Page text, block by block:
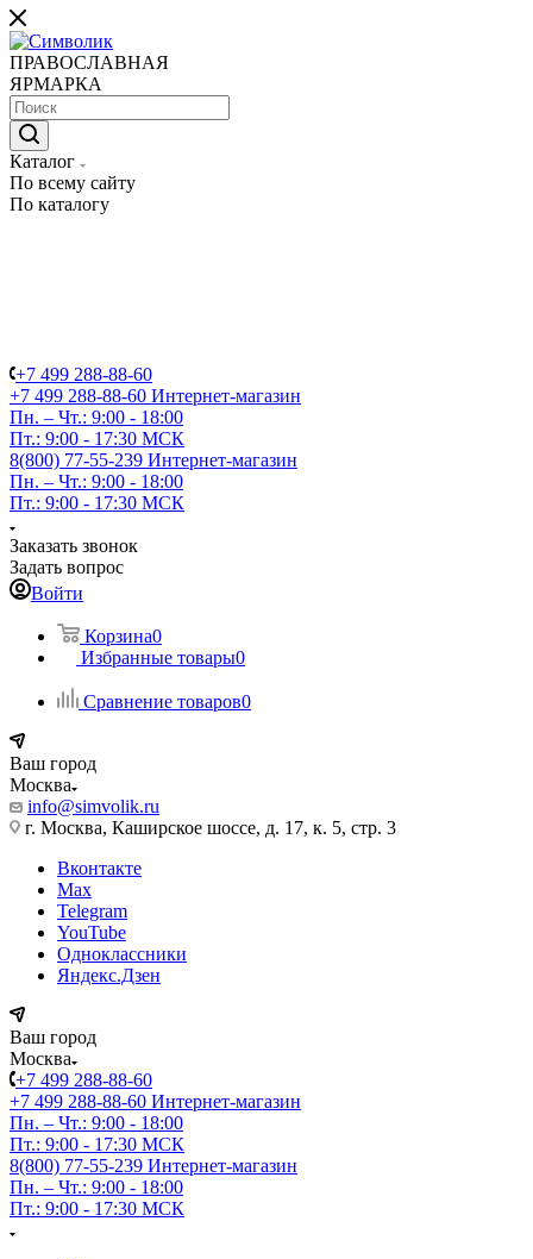
ПРАВОСЛАВНАЯ
ЯРМАРКА
Каталог
По всему сайту
По каталогу
+7 499 288-88-60
+7 499 288-88-60 Интернет-магазин
Пн. – Чт.: 9:00 - 18:00
Пт.: 9:00 - 17:30 МСК
8(800) 77-55-239 Интернет-магазин
Пн. – Чт.: 9:00 - 18:00
Пт.: 9:00 - 17:30 МСК
Заказать звонок
Задать вопрос
Войти
Корзина0
Избранные товары0
Сравнение товаров0
Ваш город
Москва
info@simvolik.ru
г. Москва, Каширское шоссе, д. 17, к. 5, стр. 3
Вконтакте
Max
Telegram
YouTube
Одноклассники
Яндекс.Дзен
Ваш город
Москва
+7 499 288-88-60
+7 499 288-88-60 Интернет-магазин
Пн. – Чт.: 9:00 - 18:00
Пт.: 9:00 - 17:30 МСК
8(800) 77-55-239 Интернет-магазин
Пн. – Чт.: 9:00 - 18:00
Пт.: 9:00 - 17:30 МСК